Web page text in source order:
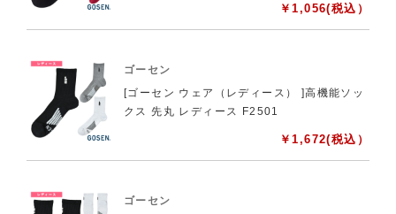
￥1,056(税込）
ゴーセン
[ゴーセン ウェア（レディース） ]高機能ソッ
クス 先丸 レディース F2501
￥1,672(税込）
ゴーセン